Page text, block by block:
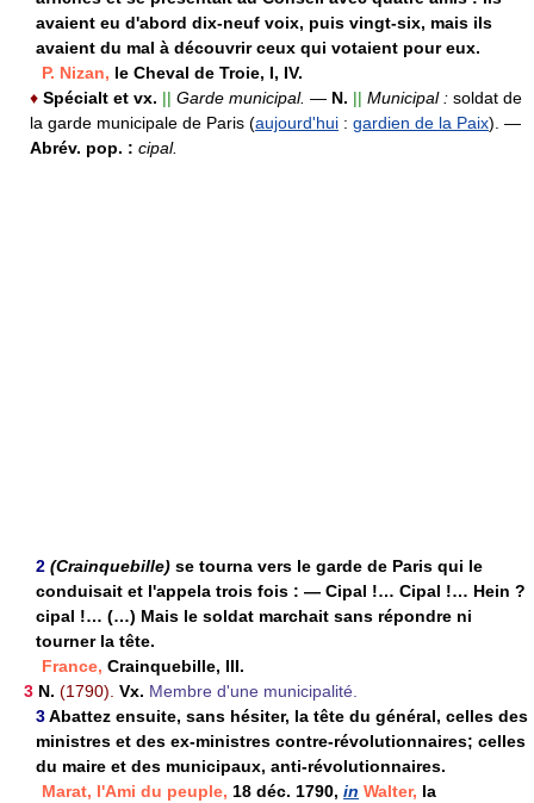
avaient eu d'abord dix-neuf voix, puis vingt-six, mais ils
avaient du mal à découvrir ceux qui votaient pour eux.
P. Nizan, le Cheval de Troie, I, IV.
♦ Spécialt et vx. || Garde municipal. — N. || Municipal : soldat de
la garde municipale de Paris (aujourd'hui : gardien de la Paix). —
Abrév. pop. : cipal.
2 (Crainquebille) se tourna vers le garde de Paris qui le
conduisait et l'appela trois fois : — Cipal !… Cipal !… Hein ?
cipal !… (…) Mais le soldat marchait sans répondre ni
tourner la tête.
France, Crainquebille, III.
3 N. (1790). Vx. Membre d'une municipalité.
3Abattez ensuite, sans hésiter, la tête du général, celles des
ministres et des ex-ministres contre-révolutionnaires; celles
du maire et des municipaux, anti-révolutionnaires.
Marat, l'Ami du peuple, 18 déc. 1790, in Walter, la